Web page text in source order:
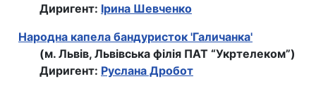
Диригент: Ірина Шевченко
Народна капела бандуристок 'Галичанка'
(м. Львів, Львівська філія ПАТ “Укртелеком”)
Диригент: Руслана Дробот